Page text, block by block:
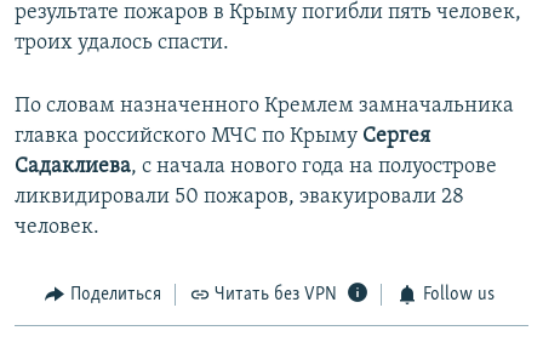
результате пожаров в Крыму погибли пять человек,
троих удалось спасти.
По словам назначенного Кремлем замначальника
главка российского МЧС по Крыму Сергея
Садаклиева, с начала нового года на полуострове
ликвидировали 50 пожаров, эвакуировали 28
человек.
Поделиться Читать без VPN Follow us